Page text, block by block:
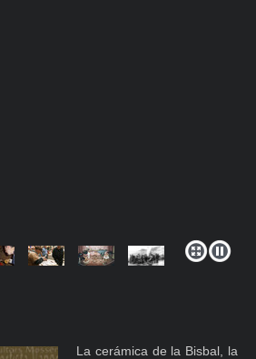
La cerámica de la Bisbal, la